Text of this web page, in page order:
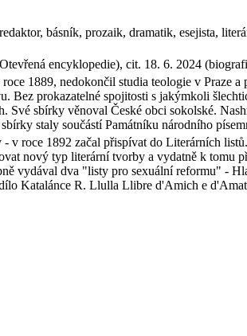
básník, prozaik, dramatik, esejista,
encyklopedie), cit. 18. 6. 2024
1889, nedokončil studia teologie v Praze
Bez prokazatelné spojitosti s jakýmkoli
sbírky věnoval České obci sokolské.
staly součástí Památníku národního
roce 1892 začal přispívat do Literárních
nový typ literární tvorby a vydatně k tomu
vydával dva "listy pro sexuální reformu" -
Katalánce R. Llulla Llibre d'Amich e